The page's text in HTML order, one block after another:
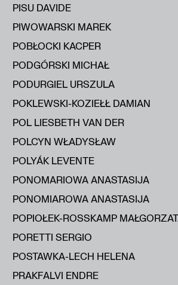
PISU DAVIDE
PIWOWARSKI MAREK
POBŁOCKI KACPER
PODGÓRSKI MICHAŁ
PODURGIEL URSZULA
POKLEWSKI-KOZIEŁŁ DAMIAN
POL LIESBETH VAN DER
POLCYN WŁADYSŁAW
POLYÁK LEVENTE
PONOMARIOWA ANASTASIJA
PONOMIAROWA ANASTASIJA
POPIOŁEK-ROSSKAMP MAŁGORZATA
PORETTI SERGIO
POSTAWKA-LECH HELENA
PRAKFALVI ENDRE